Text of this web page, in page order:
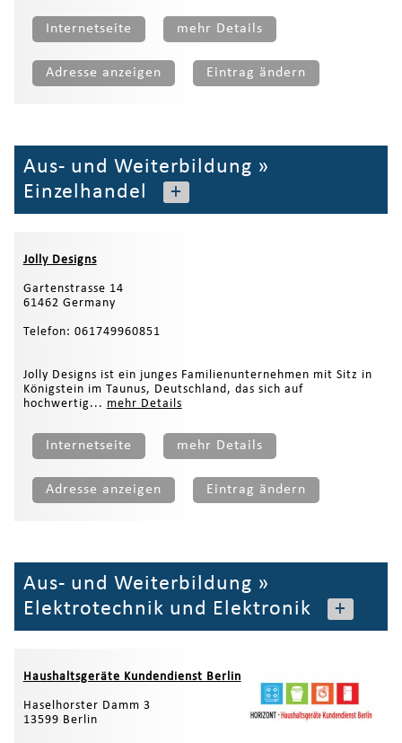
Internetseite mehr Details
Adresse anzeigen Eintrag ändern
Aus- und Weiterbildung »
Einzelhandel
+
Jolly Designs
Gartenstrasse 14
61462 Germany
Telefon: 061749960851
Jolly Designs ist ein junges Familienunternehmen mit Sitz in
Königstein im Taunus, Deutschland, das sich auf
hochwertig... mehr Details
Internetseite mehr Details
Adresse anzeigen Eintrag ändern
Aus- und Weiterbildung »
Elektrotechnik und Elektronik
+
Haushaltsgeräte Kundendienst Berlin
Haselhorster Damm 3
13599 Berlin